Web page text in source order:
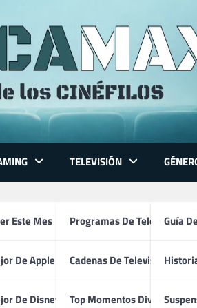
Este Mes
De Apple TV
De Disney+
TELEVISIÓN
Programas De Televisión
Cadenas De Televisión
Top Momentos Divertidos
Guía